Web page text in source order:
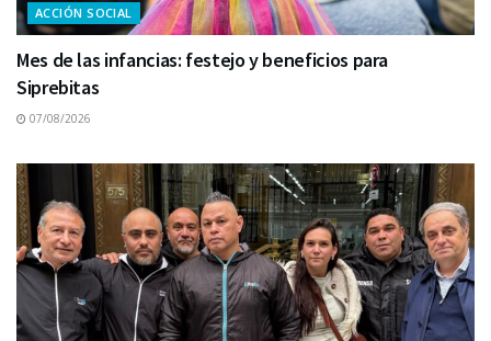
ACCIÓN SOCIAL
Mes de las infancias: festejo y beneficios para
Siprebitas
07/08/2026